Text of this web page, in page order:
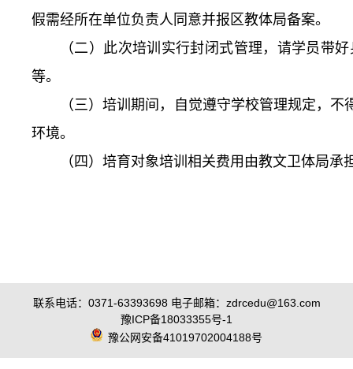
假需经所在单位负责人同意并报区教体局备案。
（二）此次培训实行封闭式管理，请学员带
等。
（三）培训期间，自觉遵守学校管理规定，
环境。
（四）培育对象培训相关费用由教文卫体局
联系电话：0371-63393698 电子邮箱：zdrcedu@163.com
豫ICP备18033355号-1
豫公网安备41019702004188号